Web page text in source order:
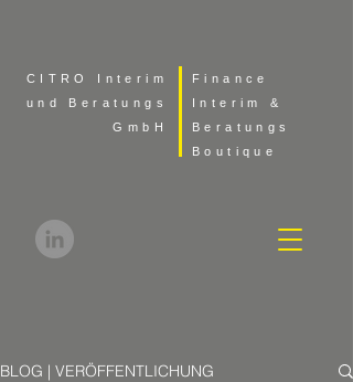
CITRO Interim
und Beratungs
GmbH
Finance
Interim &
Beratungs
Boutique
BLOG | VERÖFFENTLICHUNG